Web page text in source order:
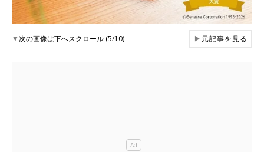
▼次の画像は下へスクロール (5/10) ▶元記事を見る